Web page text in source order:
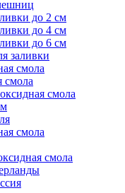
до 2 см
до 4 см
до 6 см
заливки
смола
смола
смола
смола
смола